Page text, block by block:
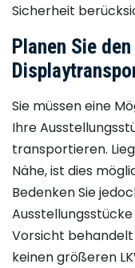
Sicherheit
Planen Sie
Sie müssen eine
Ihre
transportieren.
Nähe, ist dies
Bedenken Sie
Vorsicht behandelt
keinen größeren